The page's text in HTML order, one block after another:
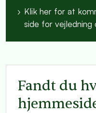
Klik her for at
side for
Fandt du